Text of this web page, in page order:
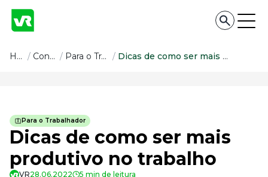
Conteúdo
Todas as categorias
Confira nossos conteúdos
Empreendedorismo
Impulsione o seu negócio
Home / Conteúdo / Para o Trabalhador / Dicas de como ser mais produtivo no trabalho
Para o Trabalhador
Dicas de como ser mais
produtivo no trabalho
VR28.06.2022 5 min de leitura